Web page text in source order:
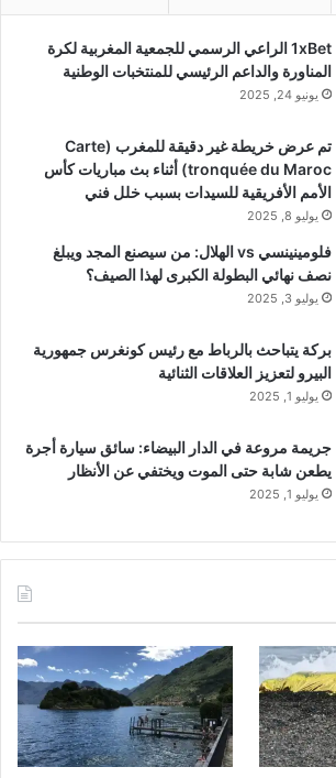
1xBet الراعي الرسمي للجمعية المغربية لكرة
المناورة والداعم الرئيسي للمنتخبات الوطنية
يونيو 24, 2025
تم عرض خريطة غير دقيقة للمغرب (Carte
tronquée du Maroc) أثناء بث مباريات كأس
الأمم الأفريقية للسيدات بسبب خلل فني
يوليو 8, 2025
فلومينينسي vs الهلال: من سيصنع المجد ويبلغ
نصف نهائي البطولة الكبرى لهذا الصيف؟
يوليو 3, 2025
بركة يتباحث بالرباط مع رئيس كونغرس جمهورية
البيرو لتعزيز العلاقات الثنائية
يوليو 1, 2025
جريمة مروعة في الدار البيضاء: سائق سيارة أجرة
يطعن شابة حتى الموت ويختفي عن الأنظار
يوليو 1, 2025